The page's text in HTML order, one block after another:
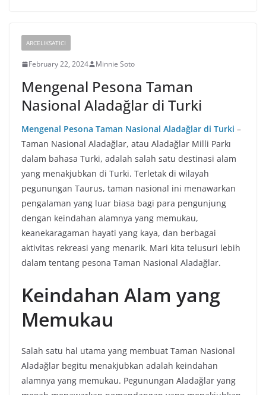
ARCELIKSATICI
February 22, 2024 Minnie Soto
Mengenal Pesona Taman
Nasional Aladağlar di Turki
Mengenal Pesona Taman Nasional Aladağlar di Turki –
Taman Nasional Aladağlar, atau Aladağlar Milli Parkı
dalam bahasa Turki, adalah salah satu destinasi alam
yang menakjubkan di Turki. Terletak di wilayah
pegunungan Taurus, taman nasional ini menawarkan
pengalaman yang luar biasa bagi para pengunjung
dengan keindahan alamnya yang memukau,
keanekaragaman hayati yang kaya, dan berbagai
aktivitas rekreasi yang menarik. Mari kita telusuri lebih
dalam tentang pesona Taman Nasional Aladağlar.
Keindahan Alam yang
Memukau
Salah satu hal utama yang membuat Taman Nasional
Aladağlar begitu menakjubkan adalah keindahan
alamnya yang memukau. Pegunungan Aladağlar yang